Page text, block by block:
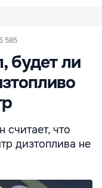
585
будет ли
что
дизтоплива не